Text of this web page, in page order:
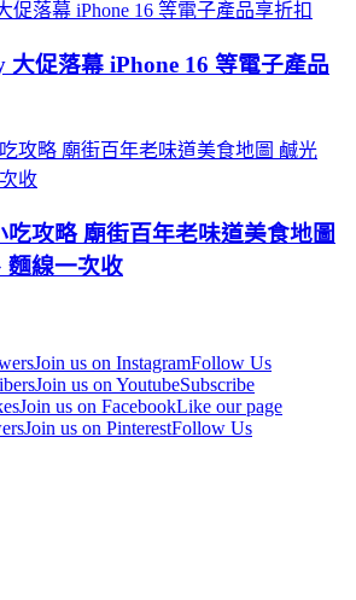
大促落幕 iPhone 16 等電子產品
攻略 廟街百年老味道美食地圖
麵線一次收
Join us on InstagramFollow Us
Join us on YoutubeSubscribe
Join us on FacebookLike our page
Join us on PinterestFollow Us